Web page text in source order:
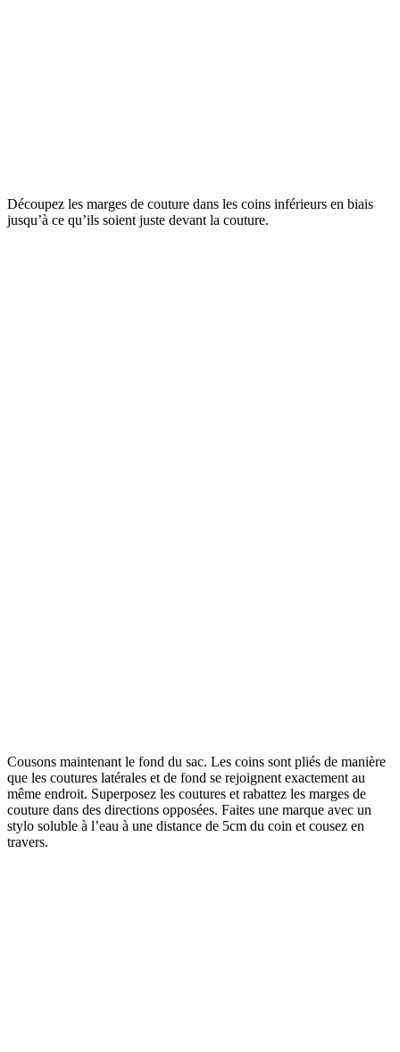
Découpez les marges de couture dans les coins inférieurs en biais
jusqu’à ce qu’ils soient juste devant la couture.
Cousons maintenant le fond du sac. Les coins sont pliés de manière
que les coutures latérales et de fond se rejoignent exactement au
même endroit. Superposez les coutures et rabattez les marges de
couture dans des directions opposées. Faites une marque avec un
stylo soluble à l’eau à une distance de 5cm du coin et cousez en
travers.